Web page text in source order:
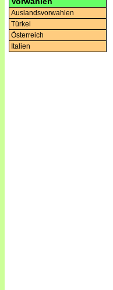
Auslandsvorwahlen
Türkei
Österreich
Italien